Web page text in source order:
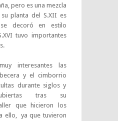
pero es una mezcla
planta del S.XII es
decoró en estilo
tuvo importantes
interesantes las
y el cimborrio
durante siglos y
tras su
que hicieron los
ello, ya que tuvieron